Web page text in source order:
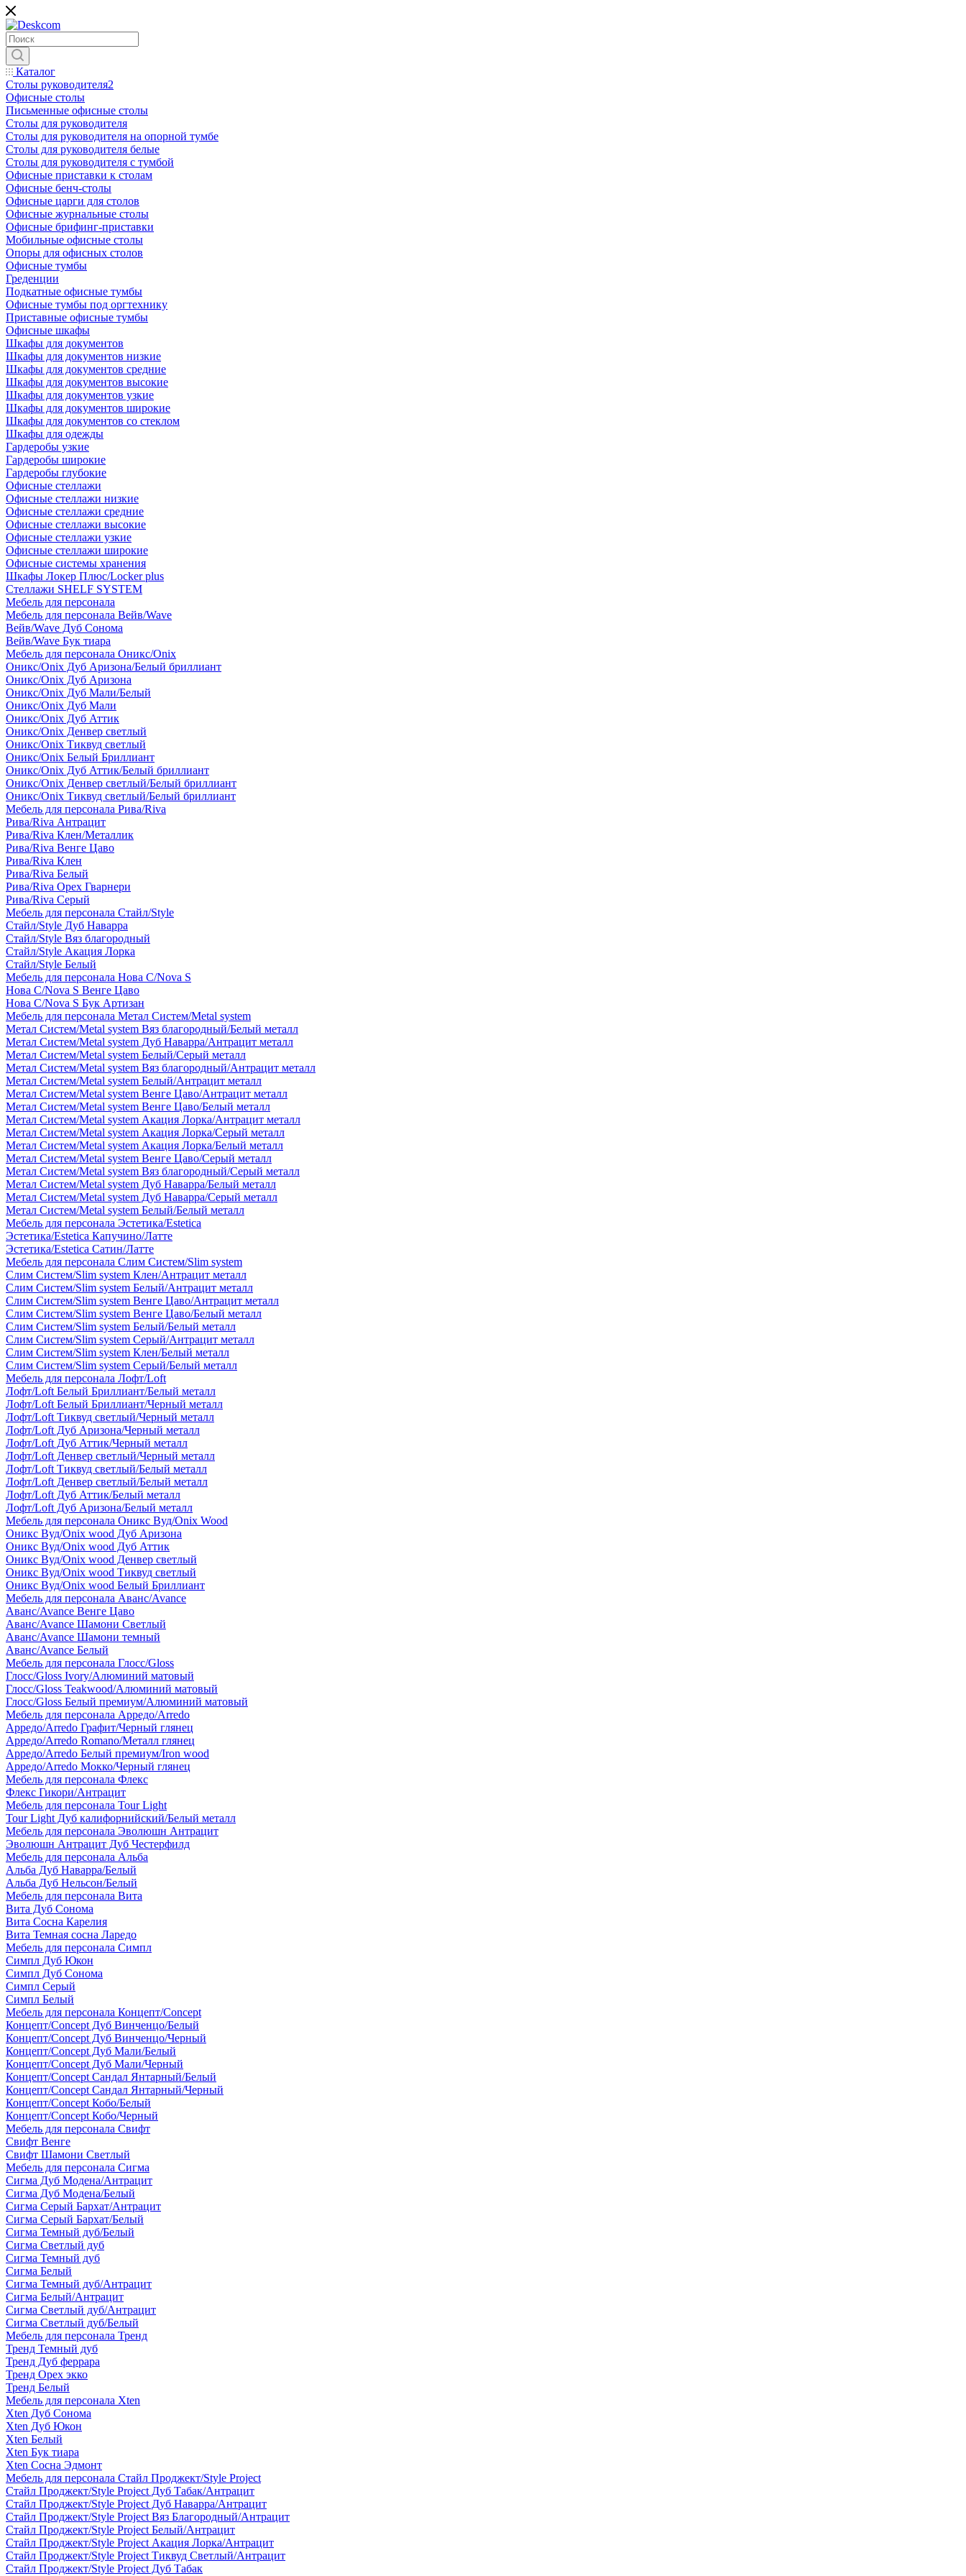
Каталог
Столы руководителя2
Офисные столы
Письменные офисные столы
Столы для руководителя
Столы для руководителя на опорной тумбе
Столы для руководителя белые
Столы для руководителя с тумбой
Офисные приставки к столам
Офисные бенч-столы
Офисные царги для столов
Офисные журнальные столы
Офисные брифинг-приставки
Мобильные офисные столы
Опоры для офисных столов
Офисные тумбы
Греденции
Подкатные офисные тумбы
Офисные тумбы под оргтехнику
Приставные офисные тумбы
Офисные шкафы
Шкафы для документов
Шкафы для документов низкие
Шкафы для документов средние
Шкафы для документов высокие
Шкафы для документов узкие
Шкафы для документов широкие
Шкафы для документов со стеклом
Шкафы для одежды
Гардеробы узкие
Гардеробы широкие
Гардеробы глубокие
Офисные стеллажи
Офисные стеллажи низкие
Офисные стеллажи средние
Офисные стеллажи высокие
Офисные стеллажи узкие
Офисные стеллажи широкие
Офисные системы хранения
Шкафы Локер Плюс/Locker plus
Стеллажи SHELF SYSTEM
Мебель для персонала
Мебель для персонала Вейв/Wave
Вейв/Wave Дуб Сонома
Вейв/Wave Бук тиара
Мебель для персонала Оникс/Onix
Оникс/Onix Дуб Аризона/Белый бриллиант
Оникс/Onix Дуб Аризона
Оникс/Onix Дуб Мали/Белый
Оникс/Onix Дуб Мали
Оникс/Onix Дуб Аттик
Оникс/Onix Денвер светлый
Оникс/Onix Тиквуд светлый
Оникс/Onix Белый Бриллиант
Оникс/Onix Дуб Аттик/Белый бриллиант
Оникс/Onix Денвер светлый/Белый бриллиант
Оникс/Onix Тиквуд светлый/Белый бриллиант
Мебель для персонала Рива/Riva
Рива/Riva Антрацит
Рива/Riva Клен/Металлик
Рива/Riva Венге Цаво
Рива/Riva Клен
Рива/Riva Белый
Рива/Riva Орех Гварнери
Рива/Riva Серый
Мебель для персонала Стайл/Style
Стайл/Style Дуб Наварра
Стайл/Style Вяз благородный
Стайл/Style Акация Лорка
Стайл/Style Белый
Мебель для персонала Нова С/Nova S
Нова С/Nova S Венге Цаво
Нова С/Nova S Бук Артизан
Мебель для персонала Метал Систем/Metal system
Метал Систем/Metal system Вяз благородный/Белый металл
Метал Систем/Metal system Дуб Наварра/Антрацит металл
Метал Систем/Metal system Белый/Серый металл
Метал Систем/Metal system Вяз благородный/Антрацит металл
Метал Систем/Metal system Белый/Антрацит металл
Метал Систем/Metal system Венге Цаво/Антрацит металл
Метал Систем/Metal system Венге Цаво/Белый металл
Метал Систем/Metal system Акация Лорка/Антрацит металл
Метал Систем/Metal system Акация Лорка/Серый металл
Метал Систем/Metal system Акация Лорка/Белый металл
Метал Систем/Metal system Венге Цаво/Серый металл
Метал Систем/Metal system Вяз благородный/Серый металл
Метал Систем/Metal system Дуб Наварра/Белый металл
Метал Систем/Metal system Дуб Наварра/Серый металл
Метал Систем/Metal system Белый/Белый металл
Мебель для персонала Эстетика/Estetica
Эстетика/Estetica Капучино/Латте
Эстетика/Estetica Сатин/Латте
Мебель для персонала Слим Систем/Slim system
Слим Систем/Slim system Клен/Антрацит металл
Слим Систем/Slim system Белый/Антрацит металл
Слим Систем/Slim system Венге Цаво/Антрацит металл
Слим Систем/Slim system Венге Цаво/Белый металл
Слим Систем/Slim system Белый/Белый металл
Слим Систем/Slim system Серый/Антрацит металл
Слим Систем/Slim system Клен/Белый металл
Слим Систем/Slim system Серый/Белый металл
Мебель для персонала Лофт/Loft
Лофт/Loft Белый Бриллиант/Белый металл
Лофт/Loft Белый Бриллиант/Черный металл
Лофт/Loft Тиквуд светлый/Черный металл
Лофт/Loft Дуб Аризона/Черный металл
Лофт/Loft Дуб Аттик/Черный металл
Лофт/Loft Денвер светлый/Черный металл
Лофт/Loft Тиквуд светлый/Белый металл
Лофт/Loft Денвер светлый/Белый металл
Лофт/Loft Дуб Аттик/Белый металл
Лофт/Loft Дуб Аризона/Белый металл
Мебель для персонала Оникс Вуд/Onix Wood
Оникс Вуд/Onix wood Дуб Аризона
Оникс Вуд/Onix wood Дуб Аттик
Оникс Вуд/Onix wood Денвер светлый
Оникс Вуд/Onix wood Тиквуд светлый
Оникс Вуд/Onix wood Белый Бриллиант
Мебель для персонала Аванс/Avance
Аванс/Avance Венге Цаво
Аванс/Avance Шамони Светлый
Аванс/Avance Шамони темный
Аванс/Avance Белый
Мебель для персонала Глосс/Gloss
Глосс/Gloss Ivory/Алюминий матовый
Глосс/Gloss Teakwood/Алюминий матовый
Глосс/Gloss Белый премиум/Алюминий матовый
Мебель для персонала Арредо/Arredo
Арредо/Arredo Графит/Черный глянец
Арредо/Arredo Romano/Металл глянец
Арредо/Arredo Белый премиум/Iron wood
Арредо/Arredo Мокко/Черный глянец
Мебель для персонала Флекс
Флекс Гикори/Антрацит
Мебель для персонала Tour Light
Tour Light Дуб калифорнийский/Белый металл
Мебель для персонала Эволюшн Антрацит
Эволюшн Антрацит Дуб Честерфилд
Мебель для персонала Альба
Альба Дуб Наварра/Белый
Альба Дуб Нельсон/Белый
Мебель для персонала Вита
Вита Дуб Сонома
Вита Сосна Карелия
Вита Темная сосна Ларедо
Мебель для персонала Симпл
Симпл Дуб Юкон
Симпл Дуб Сонома
Симпл Серый
Симпл Белый
Мебель для персонала Концепт/Concept
Концепт/Concept Дуб Винченцо/Белый
Концепт/Concept Дуб Винченцо/Черный
Концепт/Concept Дуб Мали/Белый
Концепт/Concept Дуб Мали/Черный
Концепт/Concept Сандал Янтарный/Белый
Концепт/Concept Сандал Янтарный/Черный
Концепт/Concept Кобо/Белый
Концепт/Concept Кобо/Черный
Мебель для персонала Свифт
Свифт Венге
Свифт Шамони Светлый
Мебель для персонала Сигма
Сигма Дуб Модена/Антрацит
Сигма Дуб Модена/Белый
Сигма Серый Бархат/Антрацит
Сигма Серый Бархат/Белый
Сигма Темный дуб/Белый
Сигма Светлый дуб
Сигма Темный дуб
Сигма Белый
Сигма Темный дуб/Антрацит
Сигма Белый/Антрацит
Сигма Светлый дуб/Антрацит
Сигма Светлый дуб/Белый
Мебель для персонала Тренд
Тренд Темный дуб
Тренд Дуб феррара
Тренд Орех экко
Тренд Белый
Мебель для персонала Xten
Xten Дуб Сонома
Xten Дуб Юкон
Xten Белый
Xten Бук тиара
Xten Сосна Эдмонт
Мебель для персонала Стайл Проджект/Style Project
Стайл Проджект/Style Project Дуб Табак/Антрацит
Стайл Проджект/Style Project Дуб Наварра/Антрацит
Стайл Проджект/Style Project Вяз Благородный/Антрацит
Стайл Проджект/Style Project Белый/Антрацит
Стайл Проджект/Style Project Акация Лорка/Антрацит
Стайл Проджект/Style Project Тиквуд Светлый/Антрацит
Стайл Проджект/Style Project Дуб Табак